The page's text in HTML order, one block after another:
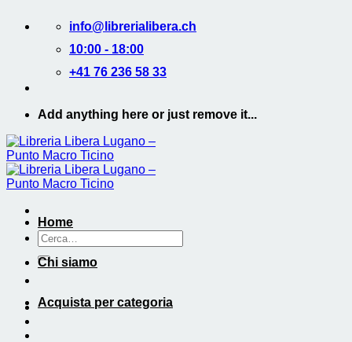
contenuti
info@librerialibera.ch
10:00 - 18:00
+41 76 236 58 33
Add anything here or just remove it...
Cerca:
Home
Chi siamo
Acquista per categoria